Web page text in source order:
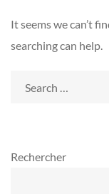
It seems we can’t
searching can help.
Rechercher